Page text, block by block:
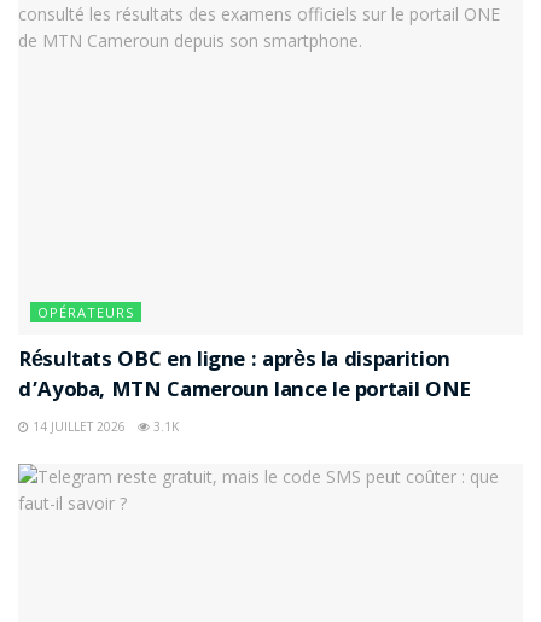
OPÉRATEURS
Résultats OBC en ligne : après la disparition
d’Ayoba, MTN Cameroun lance le portail ONE
14 JUILLET 2026 3.1K